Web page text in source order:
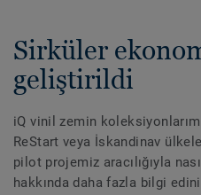
Sirküler
geliştirildi
iQ vinil zemin
ReStart veya İskandinav
pilot projemiz aracılığıyla
hakkında daha fazla bilgi